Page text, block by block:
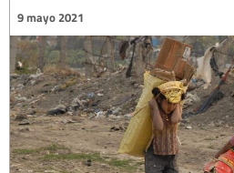
9 mayo 2021